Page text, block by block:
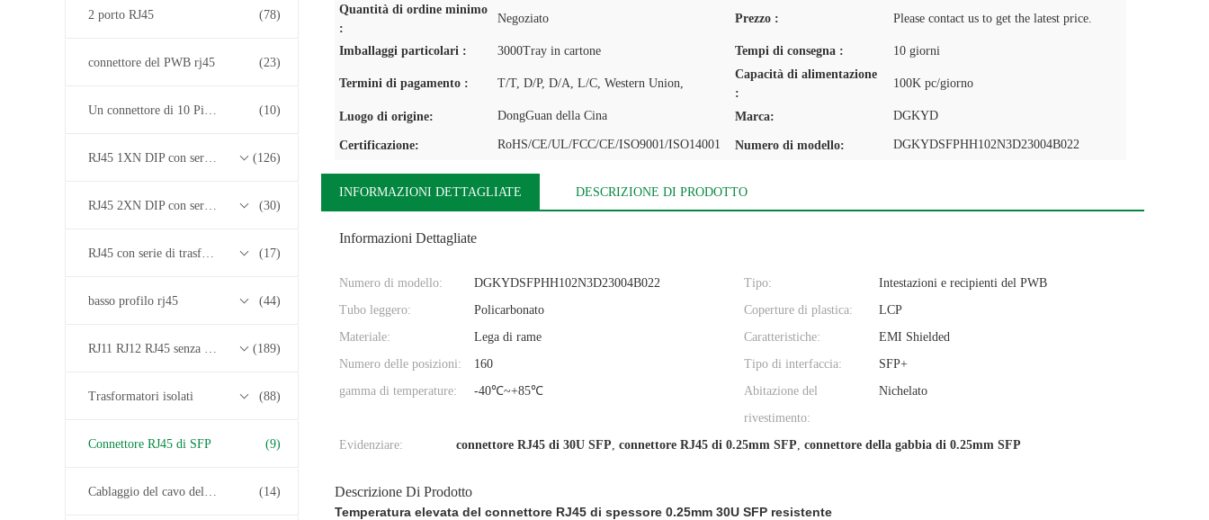
2 porto RJ45 (78)
connettore del PWB rj45 (23)
Un connettore di 10 Pin RJ45 (10)
RJ45 1XN DIP con serie di trasformatori base-T 10/100/1000M (126)
RJ45 2XN DIP con serie di trasformatori base-T 10/100/1000M (30)
RJ45 con serie di trasformatori 2.5G/5G/10G Base-T (17)
basso profilo rj45 (44)
RJ11 RJ12 RJ45 senza serie di trasformatori (189)
Trasformatori isolati (88)
Connettore RJ45 di SFP (9)
Cablaggio del cavo del connettore (14)
Quantità di ordine minimo
:
Negoziato Prezzo : Please contact us to get the latest price.
Imballaggi particolari : 3000Tray in cartone Tempi di consegna : 10 giorni
Termini di pagamento : T/T, D/P, D/A, L/C, Western Union,
Capacità di alimentazione
:
100K pc/giorno
Luogo di origine: DongGuan della Cina Marca: DGKYD
Certificazione: RoHS/CE/UL/FCC/CE/ISO9001/ISO14001 Numero di modello: DGKYDSFPHH102N3D23004B022
INFORMAZIONI DETTAGLIATE DESCRIZIONE DI PRODOTTO
Informazioni Dettagliate
Numero di modello: DGKYDSFPHH102N3D23004B022 Tipo:
Intestazioni e recipienti del PWB
Tubo leggero:
Policarbonato Coperture di plastica:
LCP
Materiale:
Lega di rame Caratteristiche:
EMI Shielded
Numero delle posizioni:
160 Tipo di interfaccia:
SFP+
gamma di temperature:
-40℃~+85℃
Abitazione del
rivestimento:
Nichelato
Evidenziare: connettore RJ45 di 30U SFP, connettore RJ45 di 0.25mm SFP, connettore della gabbia di 0.25mm SFP
Descrizione Di Prodotto
Temperatura elevata del connettore RJ45 di spessore 0.25mm 30U SFP resistente